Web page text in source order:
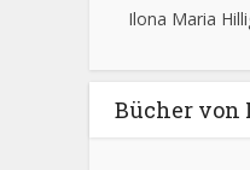
Ilona Maria
Bücher von